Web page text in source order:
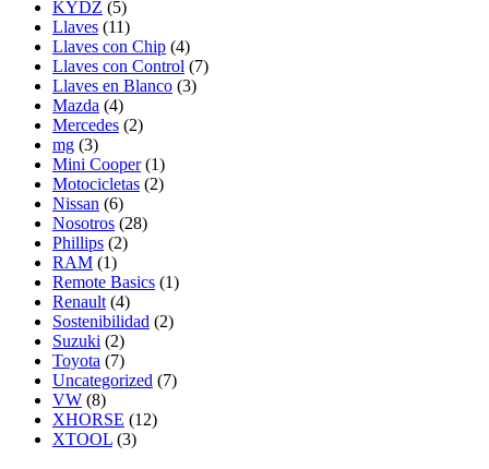
KYDZ (5)
Llaves (11)
Llaves con Chip (4)
Llaves con Control (7)
Llaves en Blanco (3)
Mazda (4)
Mercedes (2)
mg (3)
Mini Cooper (1)
Motocicletas (2)
Nissan (6)
Nosotros (28)
Phillips (2)
RAM (1)
Remote Basics (1)
Renault (4)
Sostenibilidad (2)
Suzuki (2)
Toyota (7)
Uncategorized (7)
VW (8)
XHORSE (12)
XTOOL (3)